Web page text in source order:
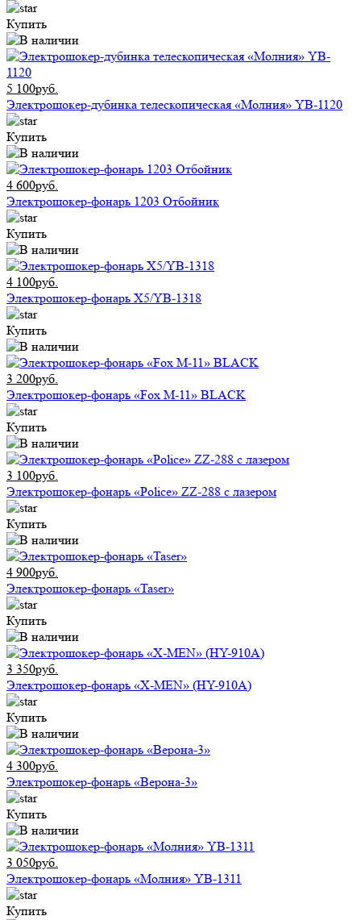
Купить
5 100руб.
Электрошокер-дубинка телескопическая «Молния» YB-1120
Купить
4 600руб.
Электрошокер-фонарь 1203 Отбойник
Купить
4 100руб.
Электрошокер-фонарь X5/YB-1318
Купить
3 200руб.
Электрошокер-фонарь «Fox M-11» BLACK
Купить
3 100руб.
Электрошокер-фонарь «Police» ZZ-288 с лазером
Купить
4 900руб.
Электрошокер-фонарь «Taser»
Купить
3 350руб.
Электрошокер-фонарь «X-MEN» (HY-910A)
Купить
4 300руб.
Электрошокер-фонарь «Верона-3»
Купить
3 050руб.
Электрошокер-фонарь «Молния» YB-1311
Купить